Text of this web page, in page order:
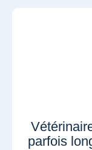
parfois